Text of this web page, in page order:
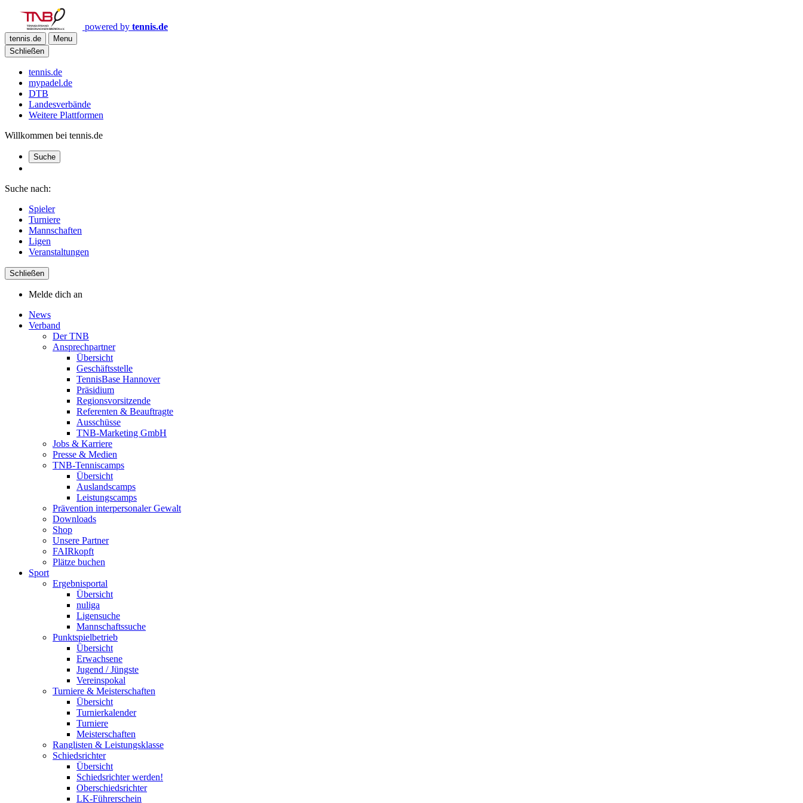
powered by tennis.de
tennis.de
Menu
Schließen
tennis.de
mypadel.de
DTB
Landesverbände
Weitere Plattformen
Willkommen bei tennis.de
Suche
Suche nach:
Spieler
Turniere
Mannschaften
Ligen
Veranstaltungen
Schließen
Melde dich an
News
Verband
Der TNB
Ansprechpartner
Übersicht
Geschäftsstelle
TennisBase Hannover
Präsidium
Regionsvorsitzende
Referenten & Beauftragte
Ausschüsse
TNB-Marketing GmbH
Jobs & Karriere
Presse & Medien
TNB-Tenniscamps
Übersicht
Auslandscamps
Leistungscamps
Prävention interpersonaler Gewalt
Downloads
Shop
Unsere Partner
FAIRkopft
Plätze buchen
Sport
Ergebnisportal
Übersicht
nuliga
Ligensuche
Mannschaftssuche
Punktspielbetrieb
Übersicht
Erwachsene
Jugend / Jüngste
Vereinspokal
Turniere & Meisterschaften
Übersicht
Turnierkalender
Turniere
Meisterschaften
Ranglisten & Leistungsklasse
Schiedsrichter
Übersicht
Schiedsrichter werden!
Oberschiedsrichter
LK-Führerschein